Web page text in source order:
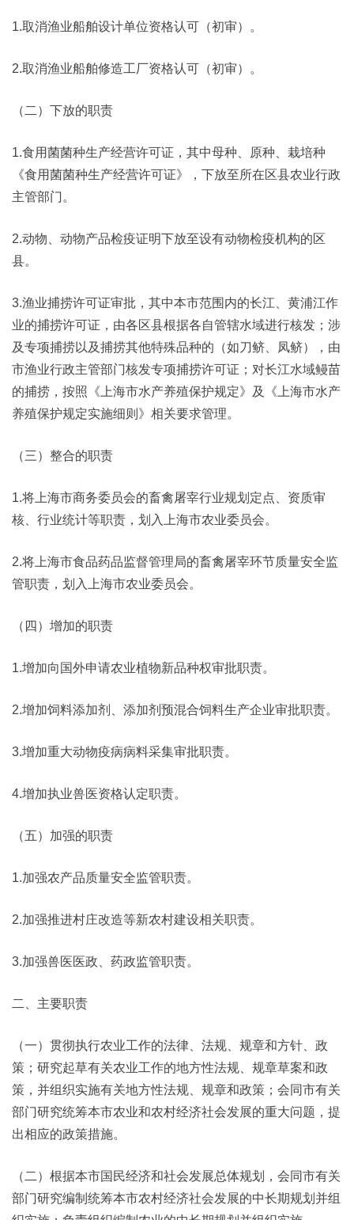
1.取消渔业船舶设计单位资格认可（初审）。
2.取消渔业船舶修造工厂资格认可（初审）。
（二）下放的职责
1.食用菌菌种生产经营许可证，其中母种、原种、栽培种
《食用菌菌种生产经营许可证》，下放至所在区县农业行政
主管部门。
2.动物、动物产品检疫证明下放至设有动物检疫机构的区
县。
3.渔业捕捞许可证审批，其中本市范围内的长江、黄浦江作
业的捕捞许可证，由各区县根据各自管辖水域进行核发；涉
及专项捕捞以及捕捞其他特殊品种的（如刀鲚、凤鲚），由
市渔业行政主管部门核发专项捕捞许可证；对长江水域鳗苗
的捕捞，按照《上海市水产养殖保护规定》及《上海市水产
养殖保护规定实施细则》相关要求管理。
（三）整合的职责
1.将上海市商务委员会的畜禽屠宰行业规划定点、资质审
核、行业统计等职责，划入上海市农业委员会。
2.将上海市食品药品监督管理局的畜禽屠宰环节质量安全监
管职责，划入上海市农业委员会。
（四）增加的职责
1.增加向国外申请农业植物新品种权审批职责。
2.增加饲料添加剂、添加剂预混合饲料生产企业审批职责。
3.增加重大动物疫病病料采集审批职责。
4.增加执业兽医资格认定职责。
（五）加强的职责
1.加强农产品质量安全监管职责。
2.加强推进村庄改造等新农村建设相关职责。
3.加强兽医医政、药政监管职责。
二、主要职责
（一）贯彻执行农业工作的法律、法规、规章和方针、政
策；研究起草有关农业工作的地方性法规、规章草案和政
策，并组织实施有关地方性法规、规章和政策；会同市有关
部门研究统筹本市农业和农村经济社会发展的重大问题，提
出相应的政策措施。
（二）根据本市国民经济和社会发展总体规划，会同市有关
部门研究编制统筹本市农村经济社会发展的中长期规划并组